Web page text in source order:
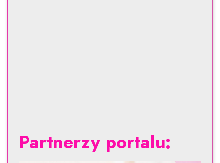
Partnerzy portalu: